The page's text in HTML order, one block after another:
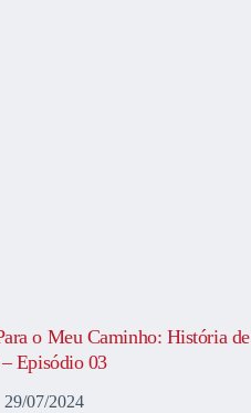
o Meu Caminho: História de
Episódio 03
29/07/2024